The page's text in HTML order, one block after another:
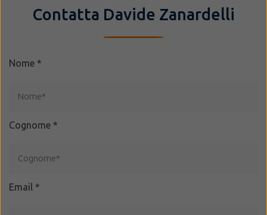
Contatta Davide Zanardelli
Nome *
Cognome *
Email *